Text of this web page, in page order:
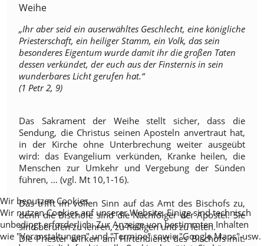
Weihe
„Ihr aber seid ein auserwähltes Geschlecht, eine königliche
Priesterschaft, ein heiliger Stamm, ein Volk, das sein
besonderes Eigentum wurde damit ihr die großen Taten
dessen verkündet, der euch aus der Finsternis in sein
wunderbares Licht gerufen hat.“
(1 Petr 2, 9)
Das Sakrament der Weihe stellt sicher, dass die
Sendung, die Christus seinen Aposteln anvertraut hat,
in der Kirche ohne Unterbrechung weiter ausgeübt
wird: das Evangelium verkünden, Kranke heilen, die
Menschen zur Umkehr und Vergebung der Sünden
führen, … (vgl. Mt 10,1-16).
Das trifft im vollen Sinn auf das Amt des Bischofs zu,
denn die Bischöfe sind die Nachfolger der Apostel. Sie
sind berufen zu lehren, zu heiligen und zu leiten.
Die Priester wirken am Hirtendienst des Bischofs mit.
Wir benutzen Cookies
Wir nutzen Cookies auf unserer Website. Einige sind technisch
unbedingt erforderlich. Zur Anzeige von bestimmten Inhalten
wie "Veranstaltungen" und "Termine" sowie "Google Maps" usw.